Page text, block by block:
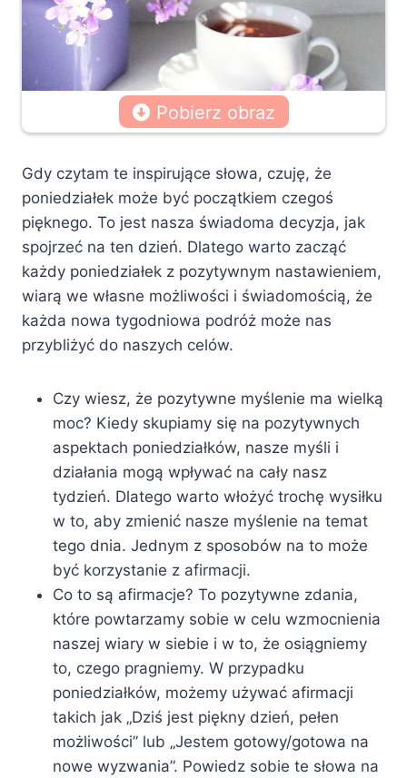
Pobierz obraz
Gdy czytam te inspirujące słowa, czuję, że
poniedziałek może być początkiem czegoś
pięknego. To jest nasza świadoma decyzja, jak
spojrzeć na ten dzień. Dlatego warto zacząć
każdy poniedziałek z pozytywnym nastawieniem,
wiarą we własne możliwości i świadomością, że
każda nowa tygodniowa podróż może nas
przybliżyć do naszych celów.
Czy wiesz, że pozytywne myślenie ma wielką
moc? Kiedy skupiamy się na pozytywnych
aspektach poniedziałków, nasze myśli i
działania mogą wpływać na cały nasz
tydzień. Dlatego warto włożyć trochę wysiłku
w to, aby zmienić nasze myślenie na temat
tego dnia. Jednym z sposobów na to może
być korzystanie z afirmacji.
Co to są afirmacje? To pozytywne zdania,
które powtarzamy sobie w celu wzmocnienia
naszej wiary w siebie i w to, że osiągniemy
to, czego pragniemy. W przypadku
poniedziałków, możemy używać afirmacji
takich jak „Dziś jest piękny dzień, pełen
możliwości” lub „Jestem gotowy/gotowa na
nowe wyzwania”. Powiedz sobie te słowa na